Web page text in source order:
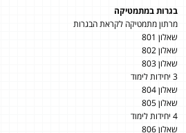
בגרות במתמטיקה
מרתון מתמטיקה לקראת הבגרות
שאלון 801
שאלון 802
שאלון 803
3 יחידות לימוד
שאלון 804
שאלון 805
4 יחידות לימוד
שאלון 806